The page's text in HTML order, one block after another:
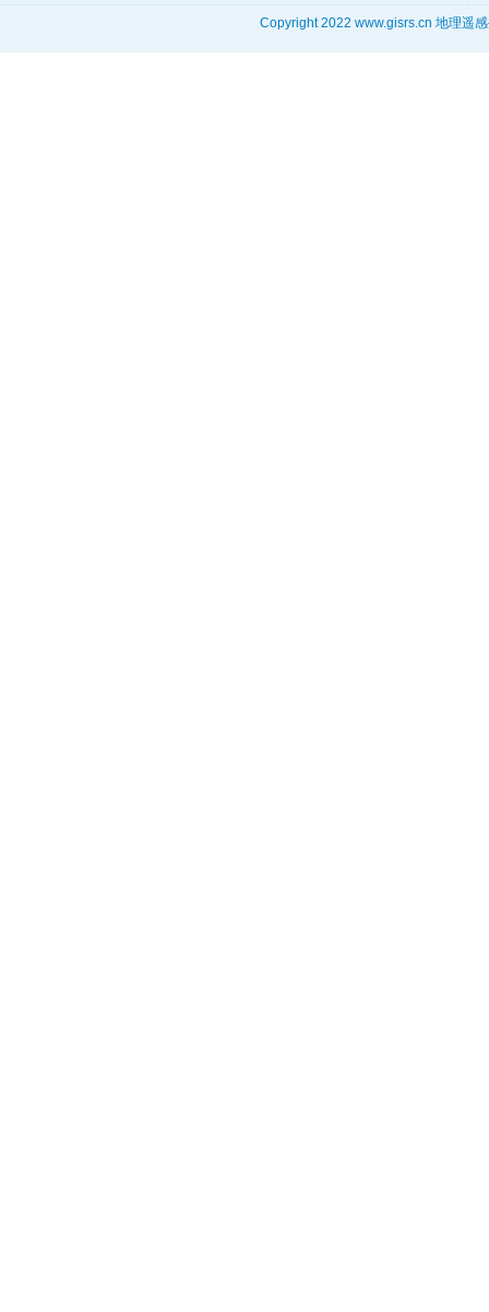
Copyright 2022 www.gisrs.cn 地理遥